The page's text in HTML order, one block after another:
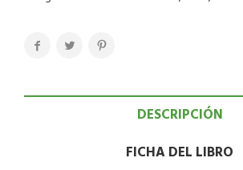
DESCRIPCIÓN
FICHA DEL LIBRO